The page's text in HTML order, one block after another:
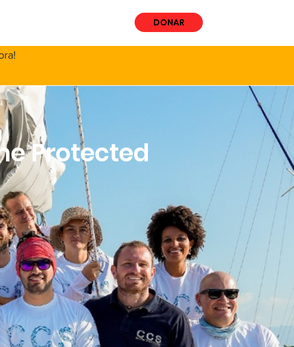
DONAR
Protected